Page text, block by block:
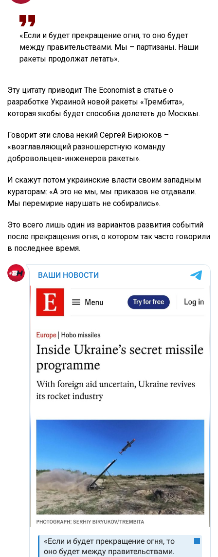
«Если и будет прекращение огня, то оно будет
между правительствами. Мы – партизаны. Наши
ракеты продолжат летать».
Эту цитату приводит The Economist в статье о
разработке Украиной новой ракеты «Трембита»,
которая якобы будет способна долететь до Москвы.
Говорит эти слова некий Сергей Бирюков –
«возглавляющий разношерстную команду
добровольцев-инженеров ракеты».
И скажут потом украинские власти своим западным
кураторам: «А это не мы, мы приказов не отдавали.
Мы перемирие нарушать не собирались».
Это всего лишь один из вариантов развития событий
после прекращения огня, о котором так часто говорили
в последнее время.